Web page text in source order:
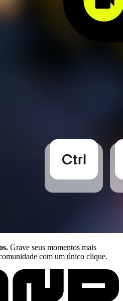
Grave seus momentos mais
com um único clique.